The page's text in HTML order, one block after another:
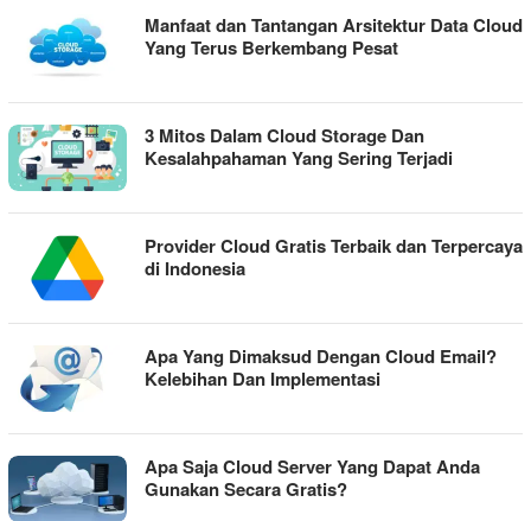
Manfaat dan Tantangan Arsitektur Data Cloud
Yang Terus Berkembang Pesat
3 Mitos Dalam Cloud Storage Dan
Kesalahpahaman Yang Sering Terjadi
Provider Cloud Gratis Terbaik dan Terpercaya
di Indonesia
Apa Yang Dimaksud Dengan Cloud Email?
Kelebihan Dan Implementasi
Apa Saja Cloud Server Yang Dapat Anda
Gunakan Secara Gratis?